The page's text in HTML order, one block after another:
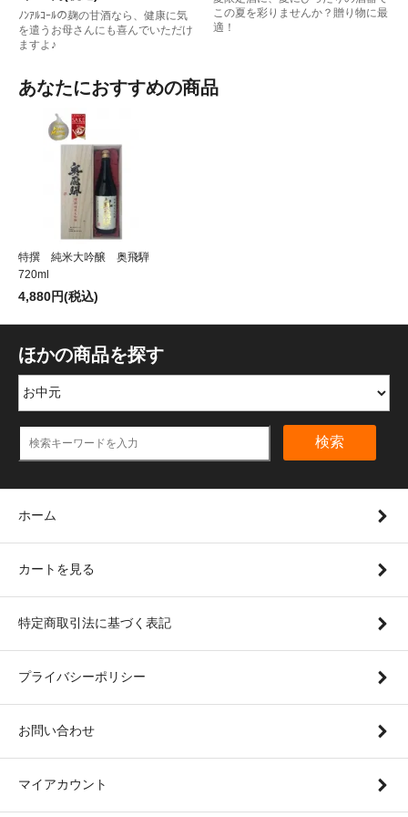
ﾉﾝｱﾙｺｰﾙの麹の甘酒なら、健康に気
を遣うお母さんにも喜んでいただけ
ますよ♪
この夏を彩りませんか？贈り物に最
適！
あなたにおすすめの商品
特撰 純米大吟醸 奥飛騨
720ml
4,880円(税込)
ほかの商品を探す
検索
ホーム
カートを見る
特定商取引法に基づく表記
プライバシーポリシー
お問い合わせ
マイアカウント